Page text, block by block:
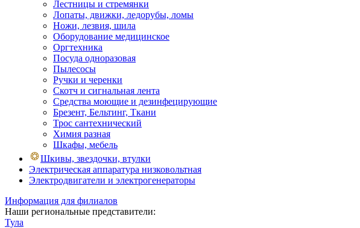
Лестницы и стремянки
Лопаты, движки, ледорубы, ломы
Ножи, лезвия, шила
Оборудование медицинское
Оргтехника
Посуда одноразовая
Пылесосы
Ручки и черенки
Скотч и сигнальная лента
Средства моющие и дезинфецирующие
Брезент, Бельтинг, Ткани
Трос сантехнический
Химия разная
Шкафы, мебель
Шкивы, звездочки, втулки
Электрическая аппаратура низковольтная
Электродвигатели и электрогенераторы
Информация для филиалов
Наши региональные представители:
Тула